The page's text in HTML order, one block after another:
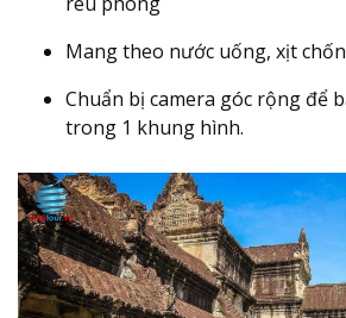
Mang theo nước uống, xịt
Chuẩn bị camera góc rộng để
trong 1 khung hình.